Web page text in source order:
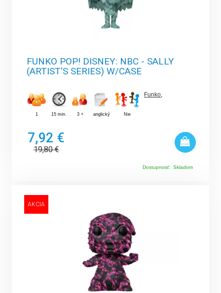
FUNKO POP! DISNEY: NBC - SALLY
(ARTIST'S SERIES) W/CASE
1 15 min. 3 + anglický Nie
Funko,
7,92 €
19,80€
Dostupnosť: Skladom
AKCIA